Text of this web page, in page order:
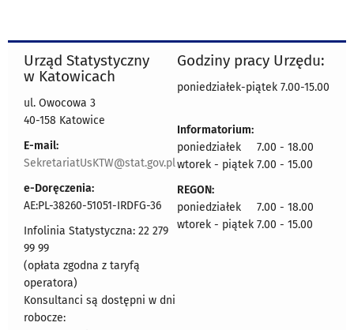
Urząd Statystyczny
w Katowicach
ul. Owocowa 3
40-158 Katowice
E-mail:
SekretariatUsKTW@stat.gov.pl
e-Doręczenia:
AE:PL-38260-51051-IRDFG-36
Infolinia Statystyczna: 22 279
99 99
(opłata zgodna z taryfą
operatora)
Konsultanci są dostępni w dni
robocze:
Godziny pracy Urzędu:
poniedziałek-piątek 7.00-15.00
Informatorium:
poniedziałek 7.00 - 18.00
wtorek - piątek 7.00 - 15.00
REGON:
poniedziałek 7.00 - 18.00
wtorek - piątek 7.00 - 15.00